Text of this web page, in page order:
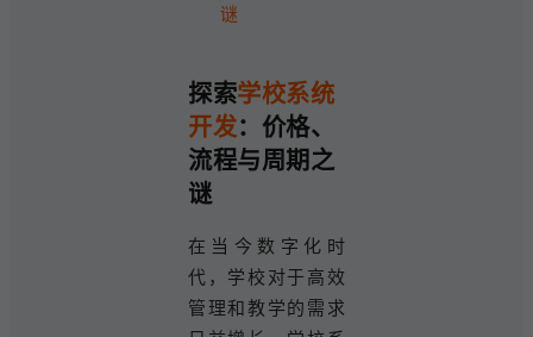
谜
探索学校系统
开发：价格、
流程与周期之
谜
在当今数字化时
代，学校对于高效
管理和教学的需求